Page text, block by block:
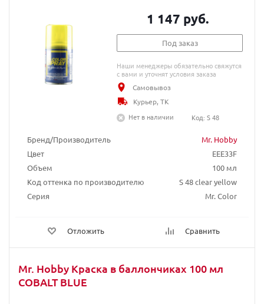
Бренд/Производитель
Mr. Hobby
Цвет
EEE33F
Объем
100 мл
Код оттенка по производителю
S 48 clear yellow
Серия
Mr. Color
Отложить Сравнить
1 147 руб.
Под заказ
Наши менеджеры обязательно свяжутся
с вами и уточнят условия заказа
Самовывоз
Курьер, ТК
Нет в наличии
Код: S 48
Mr. Hobby Краска в баллончиках 100 мл
COBALT BLUE